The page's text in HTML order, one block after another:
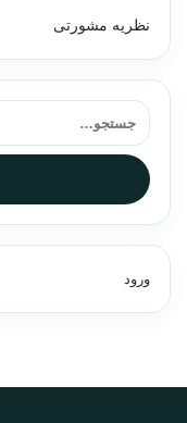
نظریه مشورتی
جستجو برای:
ورود